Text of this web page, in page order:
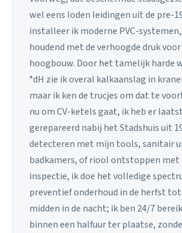
wel eens loden leidingen uit de pre-
installeer ik moderne PVC-
houdend met de verhoogde druk voor
hoogbouw. Door het tamelijk harde
°dH zie ik overal kalkaanslag in
maar ik ken de trucjes om dat te
nu om CV-ketels gaat, ik heb er
gerepareerd nabij het Stadshuis uit
detecteren met mijn tools, sanitair
badkamers, of riool ontstoppen met
inspectie, ik doe het volledige
preventief onderhoud in de herfst
midden in de nacht; ik ben 24/7
binnen een halfuur ter plaatse,